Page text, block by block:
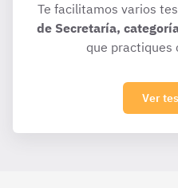
Te facilitamos varios
de Secretaría,
que practiques
Ver